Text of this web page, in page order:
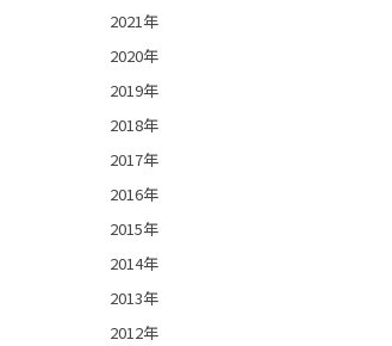
2021年
2020年
2019年
2018年
2017年
2016年
2015年
2014年
2013年
2012年